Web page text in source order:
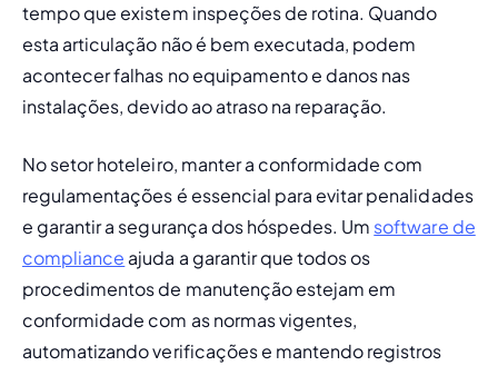
tempo que existem inspeções de rotina. Quando
esta articulação não é bem executada, podem
acontecer falhas no equipamento e danos nas
instalações, devido ao atraso na reparação.
No setor hoteleiro, manter a conformidade com
regulamentações é essencial para evitar penalidades
e garantir a segurança dos hóspedes. Um software de
compliance ajuda a garantir que todos os
procedimentos de manutenção estejam em
conformidade com as normas vigentes,
automatizando verificações e mantendo registros